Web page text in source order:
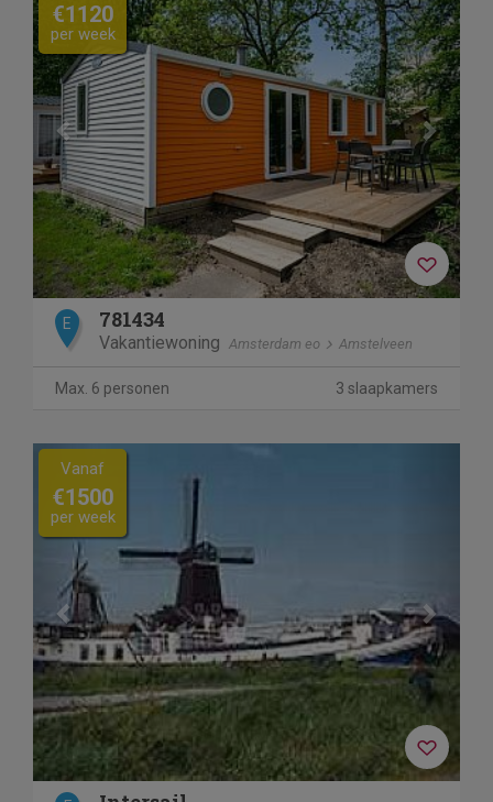
€1120
per week
E 781434
Vakantiewoning Amsterdam eo Amstelveen
Max. 6 personen 3 slaapkamers
Previous
Vanaf
€1500
per week